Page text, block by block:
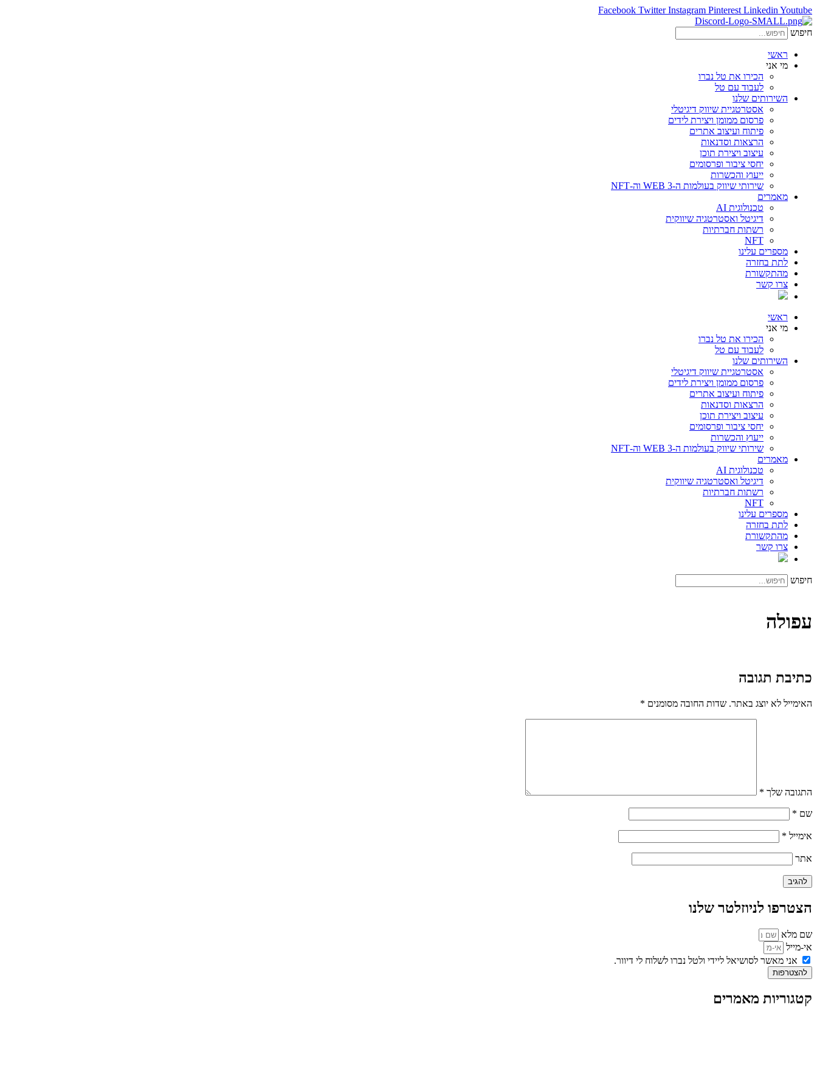
Facebook Twitter Instagram Pinterest Linkedin Youtube
חיפוש
ראשי
מי אני
הכירו את טל נברו
לעבוד עם טל
השירותים שלנו
אסטרטגיית שיווק דיגיטלי
פרסום ממומן ויצירת לידים
פיתוח ועיצוב אתרים
הרצאות וסדנאות
עיצוב ויצירת תוכן
יחסי ציבור ופרסומים
ייעוץ והכשרות
שירותי שיווק בעולמות ה-WEB 3 וה-NFT
מאמרים
טכנולוגית AI
דיגיטל ואסטרטגיה שיווקית
רשתות חברתיות
NFT
מספרים עלינו
לתת בחזרה
מהתקשורת
צרו קשר
ראשי
מי אני
הכירו את טל נברו
לעבוד עם טל
השירותים שלנו
אסטרטגיית שיווק דיגיטלי
פרסום ממומן ויצירת לידים
פיתוח ועיצוב אתרים
הרצאות וסדנאות
עיצוב ויצירת תוכן
יחסי ציבור ופרסומים
ייעוץ והכשרות
שירותי שיווק בעולמות ה-WEB 3 וה-NFT
מאמרים
טכנולוגית AI
דיגיטל ואסטרטגיה שיווקית
רשתות חברתיות
NFT
מספרים עלינו
לתת בחזרה
מהתקשורת
צרו קשר
חיפוש
עפולה
כתיבת תגובה
האימייל לא יוצג באתר. שדות החובה מסומנים *
התגובה שלך *
שם *
אימייל *
אתר
הצטרפו לניוזלטר שלנו
שם מלא
אי-מייל
אני מאשר לסושיאל ליידי ולטל נברו לשלוח לי דיוור.
להצטרפות
קטגוריות מאמרים